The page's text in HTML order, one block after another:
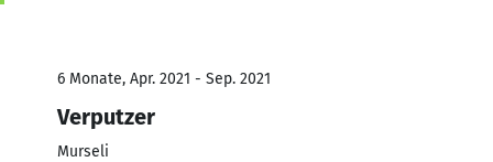
6 Monate, Apr. 2021 - Sep. 2021
Verputzer
Murseli